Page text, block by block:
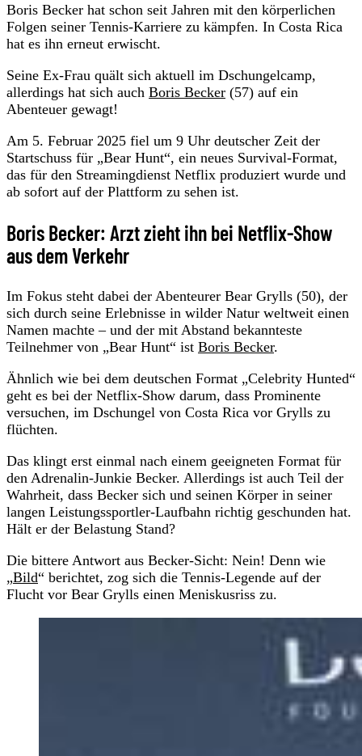
Boris Becker hat schon seit Jahren mit den körperlichen
Folgen seiner Tennis-Karriere zu kämpfen. In Costa Rica
hat es ihn erneut erwischt.
Seine Ex-Frau quält sich aktuell im Dschungelcamp,
allerdings hat sich auch Boris Becker (57) auf ein
Abenteuer gewagt!
Am 5. Februar 2025 fiel um 9 Uhr deutscher Zeit der
Startschuss für „Bear Hunt“, ein neues Survival-Format,
das für den Streamingdienst Netflix produziert wurde und
ab sofort auf der Plattform zu sehen ist.
Boris Becker: Arzt zieht ihn bei Netflix-Show
aus dem Verkehr
Im Fokus steht dabei der Abenteurer Bear Grylls (50), der
sich durch seine Erlebnisse in wilder Natur weltweit einen
Namen machte – und der mit Abstand bekannteste
Teilnehmer von „Bear Hunt“ ist Boris Becker.
Ähnlich wie bei dem deutschen Format „Celebrity Hunted“
geht es bei der Netflix-Show darum, dass Prominente
versuchen, im Dschungel von Costa Rica vor Grylls zu
flüchten.
Das klingt erst einmal nach einem geeigneten Format für
den Adrenalin-Junkie Becker. Allerdings ist auch Teil der
Wahrheit, dass Becker sich und seinen Körper in seiner
langen Leistungssportler-Laufbahn richtig geschunden hat.
Hält er der Belastung Stand?
Die bittere Antwort aus Becker-Sicht: Nein! Denn wie
„Bild“ berichtet, zog sich die Tennis-Legende auf der
Flucht vor Bear Grylls einen Meniskusriss zu.